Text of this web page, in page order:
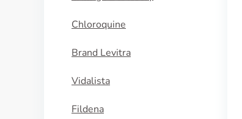
Chloroquine
Brand Levitra
Vidalista
Fildena